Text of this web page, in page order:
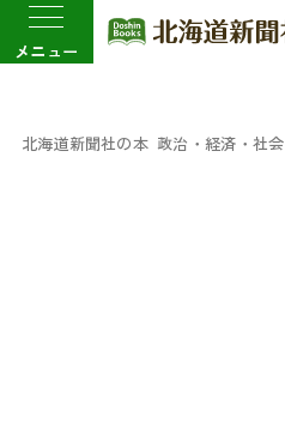
メニュー
北海道新聞社の本 政治・経済・社会